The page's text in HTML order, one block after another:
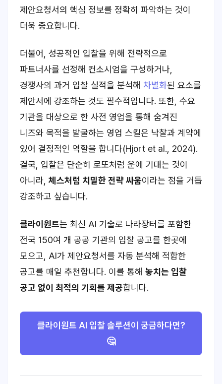
제안요청서의 핵심 정보를 정확히 파악하는 것이
더욱 중요합니다.
더불어, 성공적인 입찰을 위해 전략적으로
파트너사를 선정해 컨소시엄을 구성하거나,
경쟁사의 과거 입찰 실적을 분석해 차별화된 요소를
제안서에 강조하는 것도 필수적입니다. 또한, 수요
기관을 대상으로 한 사전 영업을 통해 숨겨진
니즈와 목적을 발굴하는 영업 스킬은 낙찰과 계약에
있어 결정적인 역할을 합니다(Hjort et al., 2024).
결국, 입찰은 단순히 로또처럼 운에 기대는 것이
아니라, 체스처럼 치밀한 전략 싸움이라는 점을 거듭
강조하고 싶습니다.
클라이원트는 최신 AI 기술로 나라장터를 포함한
전국 150여 개 공공 기관의 입찰 공고를 한곳에
모으고, AI가 제안요청서를 자동 분석해 적합한
공고를 매일 추천합니다. 이를 통해 놓치는 입찰
공고 없이 최적의 기회를 제공합니다.
클라이원트 AI 입찰 솔루션이 궁금하다면?
🤔